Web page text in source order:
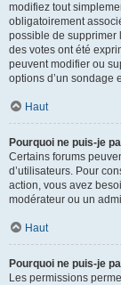
modifiez tout
obligatoirement
possible de supprimer
des votes ont été
peuvent modifier ou
options d’un sondage
Haut
Pourquoi ne puis-je
Certains forums
d’utilisateurs. Pour
action, vous avez
modérateur ou un
Haut
Pourquoi ne puis-je
Les permissions